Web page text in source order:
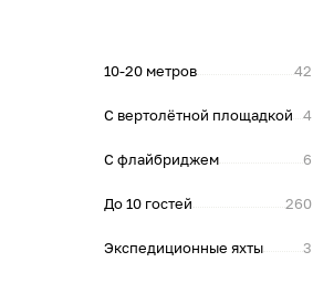
10-20 метров 42
С вертолётной площадкой 4
С флайбриджем 6
До 10 гостей 260
Экспедиционные яхты 3